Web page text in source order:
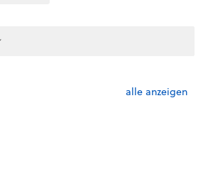
alle anzeigen